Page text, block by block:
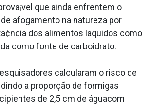
que ainda enfrentem o
afogamento na natureza por
dos alimentos la­quidos como
como fonte de carboidrato.
calcularam o risco de
a proporção de formigas
de 2,5 cm de águacom